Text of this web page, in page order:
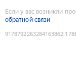
Если у вас возникли
обратной связи
9178792263284163862: